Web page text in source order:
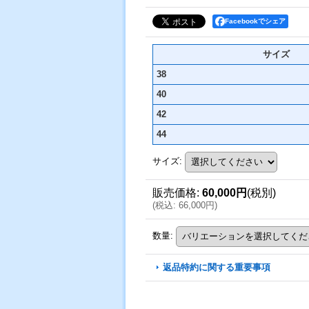
Facebookでシェア
サイズ
38
40
42
44
サイズ:
販売価格: 60,000円 (税別)
(税込: 66,000円)
数量:
返品特約に関する重要事項